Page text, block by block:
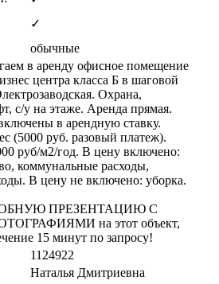
✓
обычные
в аренду офисное помещение
центра класса Б в шаговой
Охрана,
с/у на этаже. Аренда прямая.
в арендную ставку.
(5000 руб. разовый платеж).
руб/м2/год. В цену включено:
коммунальные расходы,
В цену не включено: уборка.
ПРЕЗЕНТАЦИЮ С
на этот объект,
15 минут по запросу!
1124922
Наталья Дмитриевна